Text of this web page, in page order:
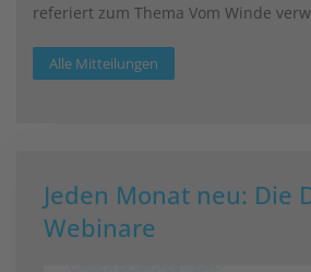
referiert zum Thema Vom Winde
Alle Mitteilungen
Jeden Monat neu: Die
Webinare